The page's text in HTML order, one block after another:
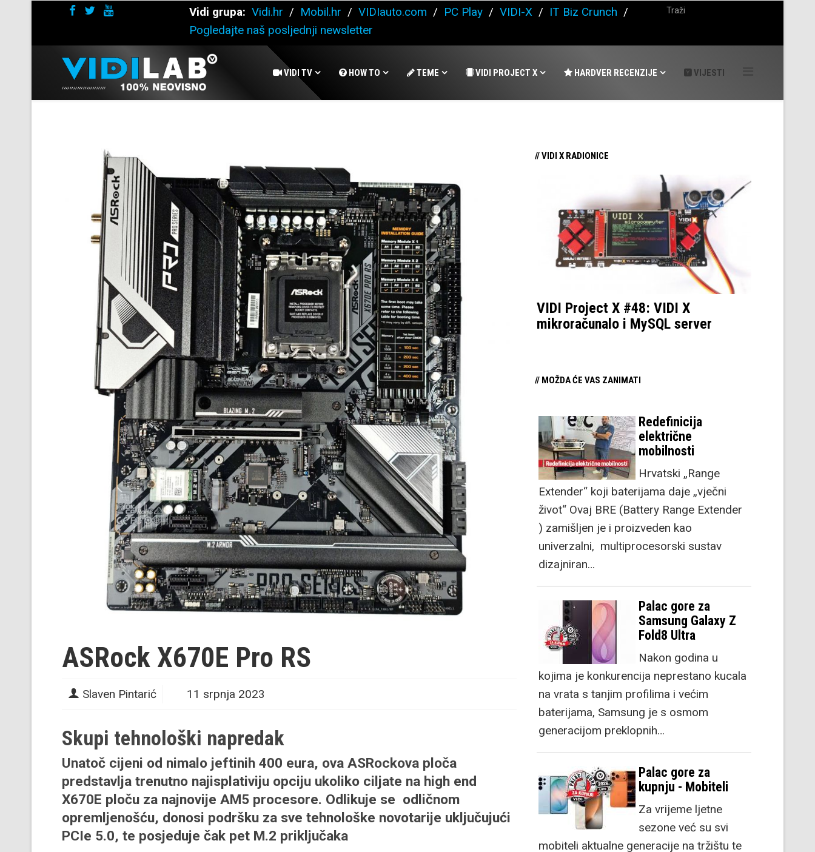
Vidi grupa: Vidi.hr / Mobil.hr / VIDIauto.com / PC Play / VIDI-X / IT Biz Crunch /
Pogledajte naš posljednji newsletter
VIDI TV HOW TO TEME VIDI PROJECT X HARDVER RECENZIJE VIJESTI
ASRock X670E Pro RS
Slaven Pintarić 11 srpnja 2023
Skupi tehnološki napredak
Unatoč cijeni od nimalo jeftinih 400 eura, ova ASRockova ploča
predstavlja trenutno najisplativiju opciju ukoliko ciljate na high end
X670E ploču za najnovije AM5 procesore. Odlikuje se odličnom
opremljenošću, donosi podršku za sve tehnološke novotarije uključujući
PCIe 5.0, te posjeduje čak pet M.2 priključaka
// VIDI X RADIONICE
VIDI Project X #48: VIDI X
mikroračunalo i MySQL server
// MOŽDA ĆE VAS ZANIMATI
Redefinicija
električne
mobilnosti
Hrvatski „Range
Extender“ koji baterijama daje „vječni
život“ Ovaj BRE (Battery Range Extender
) zamišljen je i proizveden kao
univerzalni, multiprocesorski sustav
dizajniran…
Palac gore za
Samsung Galaxy Z
Fold8 Ultra
Nakon godina u
kojima je konkurencija neprestano kucala
na vrata s tanjim profilima i većim
baterijama, Samsung je s osmom
generacijom preklopnih…
Palac gore za
kupnju - Mobiteli
Za vrijeme ljetne
sezone već su svi
mobiteli aktualne generacije na tržištu te